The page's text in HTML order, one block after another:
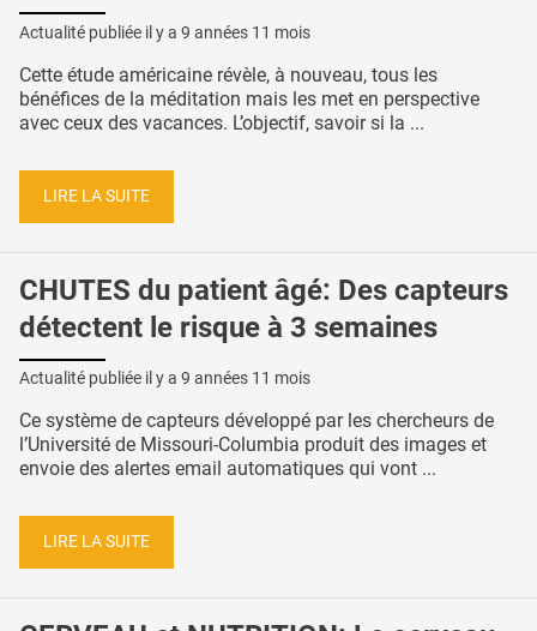
Actualité publiée il y a 9 années 11 mois
Cette étude américaine révèle, à nouveau, tous les
bénéfices de la méditation mais les met en perspective
avec ceux des vacances. L’objectif, savoir si la ...
LIRE LA SUITE
CHUTES du patient âgé: Des capteurs
détectent le risque à 3 semaines
Actualité publiée il y a 9 années 11 mois
Ce système de capteurs développé par les chercheurs de
l’Université de Missouri-Columbia produit des images et
envoie des alertes email automatiques qui vont ...
LIRE LA SUITE